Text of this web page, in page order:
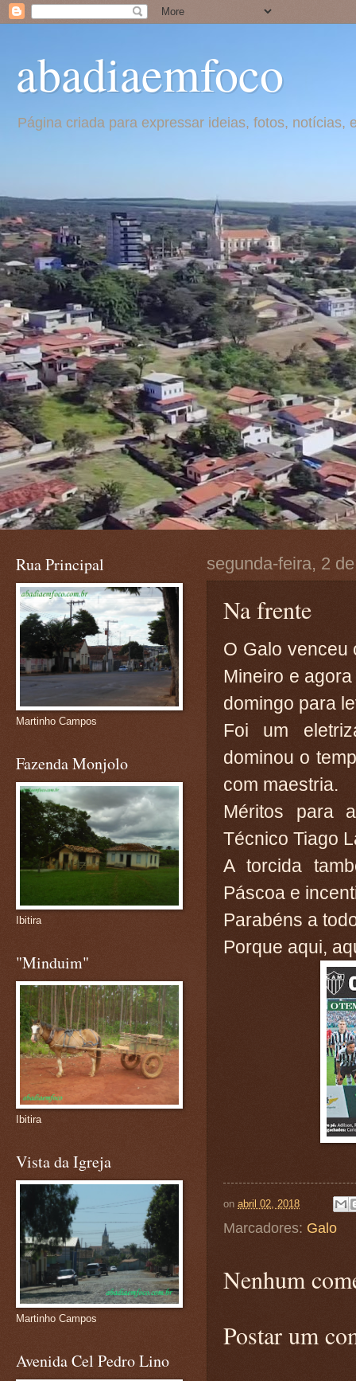
abadiaemfoco
Página criada para expressar ideias, fotos,
segunda-feira, 2
Na frente
O Galo venceu
Mineiro e
domingo para
Foi um
dominou o
com maestria.
Méritos para
Técnico Tiago
A torcida
Páscoa e
Parabéns a
Porque aqui,
on abril 02, 2018
Marcadores: Galo
Nenhum
Postar um
Rua Principal
Martinho Campos
Fazenda Monjolo
Ibitira
"Minduim"
Ibitira
Vista da Igreja
Martinho Campos
Avenida Cel Pedro Lino